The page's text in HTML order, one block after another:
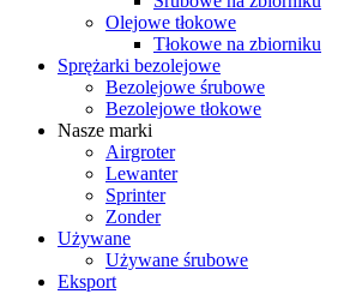
Olejowe tłokowe
Tłokowe na zbiorniku
Sprężarki bezolejowe
Bezolejowe śrubowe
Bezolejowe tłokowe
Nasze marki
Airgroter
Lewanter
Sprinter
Zonder
Używane
Używane śrubowe
Eksport